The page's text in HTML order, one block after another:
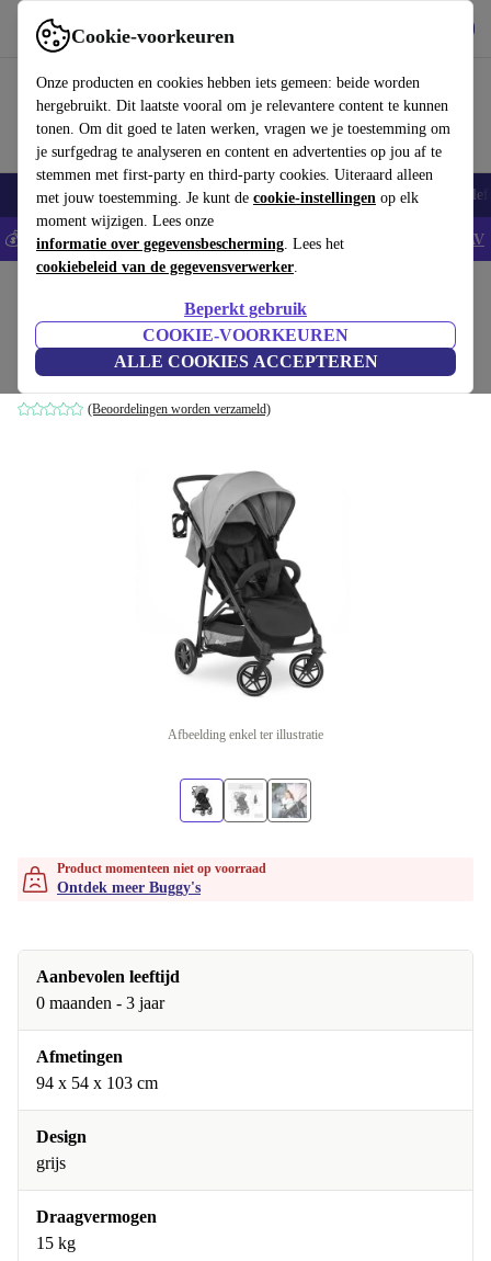
Cookie-voorkeuren
Onze producten en cookies hebben iets gemeen: beide worden
hergebruikt. Dit laatste vooral om je relevantere content te kunnen
tonen. Om dit goed te laten werken, vragen we je toestemming om
je surfgedrag te analyseren en content en advertenties op jou af te
stemmen met first-party en third-party cookies. Uiteraard alleen
met jouw toestemming. Je kunt de cookie-instellingen op elk
moment wijzigen. Lees onze
informatie over gegevensbescherming. Lees het
cookiebeleid van de gegevensverwerker.
Beperkt gebruik
COOKIE-VOORKEUREN
ALLE COOKIES ACCEPTEREN
Gebruik refurbed snel en eenvoudig
Smartphones Laptops Tablets Smartwatches Accessoires
💰Bespaar 5% EXTRA op alle iPhones - Code: IPHONEDEAL - AV
Hauck buggy snel 4R
grijs
(Beoordelingen worden verzameld)
Afbeelding enkel ter illustratie
Product momenteen niet op voorraad
Ontdek meer Buggy's
Aanbevolen leeftijd
0 maanden - 3 jaar
Afmetingen
94 x 54 x 103 cm
Design
grijs
Draagvermogen
15 kg